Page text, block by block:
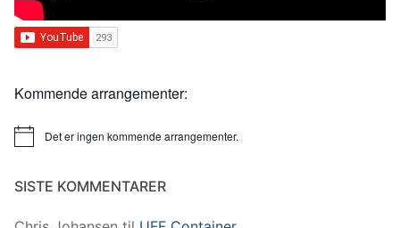
Kommende arrangementer:
MerknadDet er ingen kommende arrangementer.
SISTE KOMMENTARER